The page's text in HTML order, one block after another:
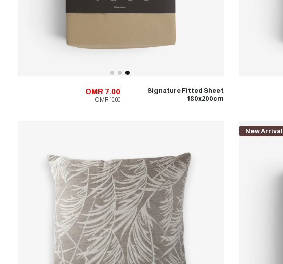
Signature Fitted Sheet
180x200cm
OMR 7.00
OMR 10.00
New Arrival